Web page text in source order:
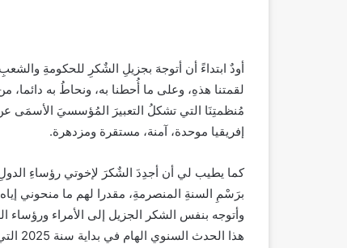
أودٌ ابتداءً أن أتوجهَ بجزيلِ الشٌكرِ للحكومةِ
لقمتنا هذهِ، وعلى ما أُحطنا به، ونحاطُ به
مُنظمتِنَا التي تشكلُ التعبيرَ المُؤسسيَ الأسمَى
إفريقيا موحدة، آمنة، مستقرة ومزدهرة.
كما يطيب لي أن أجدِدَ الشٌكرَ لإخوتي رؤساءِ
برَسْمِ السنةِ المنصرمةِ، مقدرا لهم ما منحوني
وأتوجه بنفس الشكر الجزيل إلى الأمراء ورؤساء
هذا الحدث السنوي الهام في بداية سنة 2025 التي تؤشر لحقبة تَحْمِلُ الكثيرَ من الشكوك والقلق والتساؤلات.